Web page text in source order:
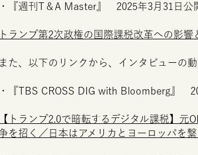
・『週刊T ＆ A Master 』 2025年3月31日公
トランプ第2次政権の国際課税改革への影響
また、以下のリンクから、インタビューの
・『TBS CROSS DIG with Bloomberg 』
【トランプ2.0で暗転するデジタル課税】元
を招く／日本はアメリカとヨーロッパを